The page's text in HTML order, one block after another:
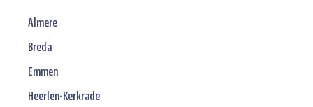
Almere
Breda
Emmen
Heerlen-Kerkrade